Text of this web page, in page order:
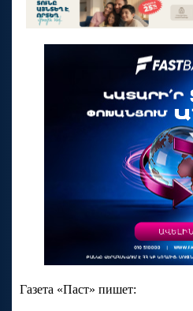
Газета «Паст» пишет: